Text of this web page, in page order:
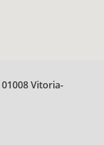
Vitoria-